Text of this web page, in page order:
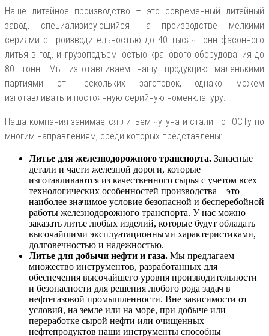
Наше литейное производство – это современный литейный
завод, специализирующийся на производстве мелкими
сериями с производительностью до 40 тысяч тонн фасонного
литья в год, и грузоподъемностью кранового оборудования до
80 тонн. Мы изготавливаем нашу продукцию маленькими
партиями от нескольких заготовок, однако можем
изготавливать и постоянную серийную номенклатуру.
Наша компания занимается литьем чугуна и стали по ГОСТу по
многим направлениям, среди которых представлены:
Литье для железнодорожного транспорта. Запасные
детали и части железной дороги, которые
изготавливаются из качественного сырья с учетом всех
технологических особенностей производства – это
наиболее значимое условие безопасной и бесперебойной
работы железнодорожного транспорта. У нас можно
заказать литье любых изделий, которые будут обладать
высочайшими эксплуатационными характеристиками,
долговечностью и надежностью.
Литье для добычи нефти и газа. Мы предлагаем
множество инструментов, разработанных для
обеспечения высочайшего уровня производительности
и безопасности для решения любого рода задач в
нефтегазовой промышленности. Вне зависимости от
условий, на земле или на море, при добыче или
переработке сырой нефти или очищенных
нефтепродуктов наши инструменты способны